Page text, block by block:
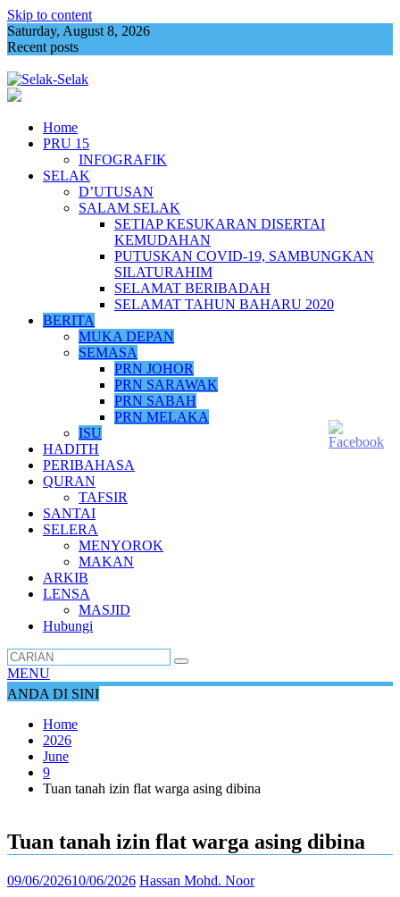
Skip to content
Saturday, August 8, 2026
Recent posts
Pemimpin Bersatu Terengganu letak jawatan
Home
PRU 15
INFOGRAFIK
SELAK
D’UTUSAN
SALAM SELAK
SETIAP KESUKARAN DISERTAI
KEMUDAHAN
PUTUSKAN COVID-19, SAMBUNGKAN
SILATURAHIM
SELAMAT BERIBADAH
SELAMAT TAHUN BAHARU 2020
BERITA
MUKA DEPAN
SEMASA
PRN JOHOR
PRN SARAWAK
PRN SABAH
PRN MELAKA
ISU
HADITH
PERIBAHASA
QURAN
TAFSIR
SANTAI
SELERA
MENYOROK
MAKAN
ARKIB
LENSA
MASJID
Hubungi
MENU
ANDA DI SINI
Home
2026
June
9
Tuan tanah izin flat warga asing dibina
Tuan tanah izin flat warga asing dibina
09/06/202610/06/2026 Hassan Mohd. Noor